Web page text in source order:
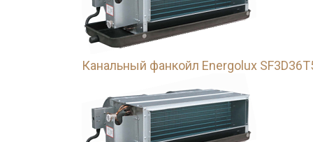
Канальный фанкойл Energolux